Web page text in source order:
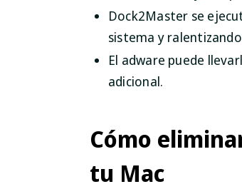
Dock2Master se
sistema y
El adware puede
adicional.
Cómo
tu Mac